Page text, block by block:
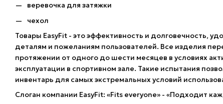
веревочка для затяжки
чехол
Товары EasyFit - это эффективность и долговечность,
деталям и пожеланиям пользователей. Все изделия
протяжении от одного до шести месяцев в условиях
эксплуатации в спортивном зале. Такие испытания
инвентарь для самых экстремальных условий
Слоган компании EasyFit: «Fits everyone» - «Подходит